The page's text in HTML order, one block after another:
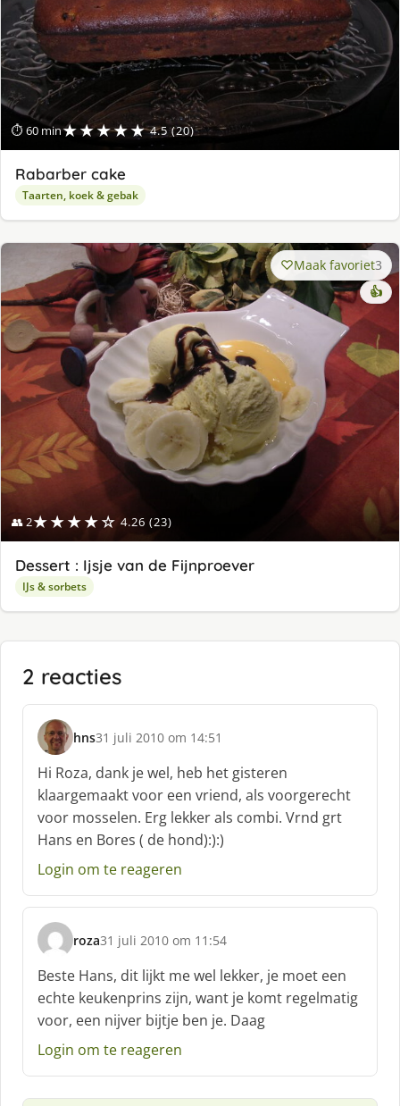
⏱ 60 min★★★★★ 4.5 (20)
Rabarber cake
Taarten, koek & gebak
👥 2★★★★☆ 4.26 (23)
Maak favoriet3
👍
Dessert : Ijsje van de Fijnproever
IJs & sorbets
2 reacties
hns
s
c
h
r
e
e
:
31 juli 2010 om 14:51
Hi Roza, dank je wel, heb het gisteren
klaargemaakt voor een vriend, als voorgerecht
voor mosselen. Erg lekker als combi. Vrnd grt
Hans en Bores ( de hond):):)
Login om te reageren
roza
s
c
h
r
e
e
:
31 juli 2010 om 11:54
Beste Hans, dit lijkt me wel lekker, je moet een
echte keukenprins zijn, want je komt regelmatig
voor, een nijver bijtje ben je. Daag
Login om te reageren